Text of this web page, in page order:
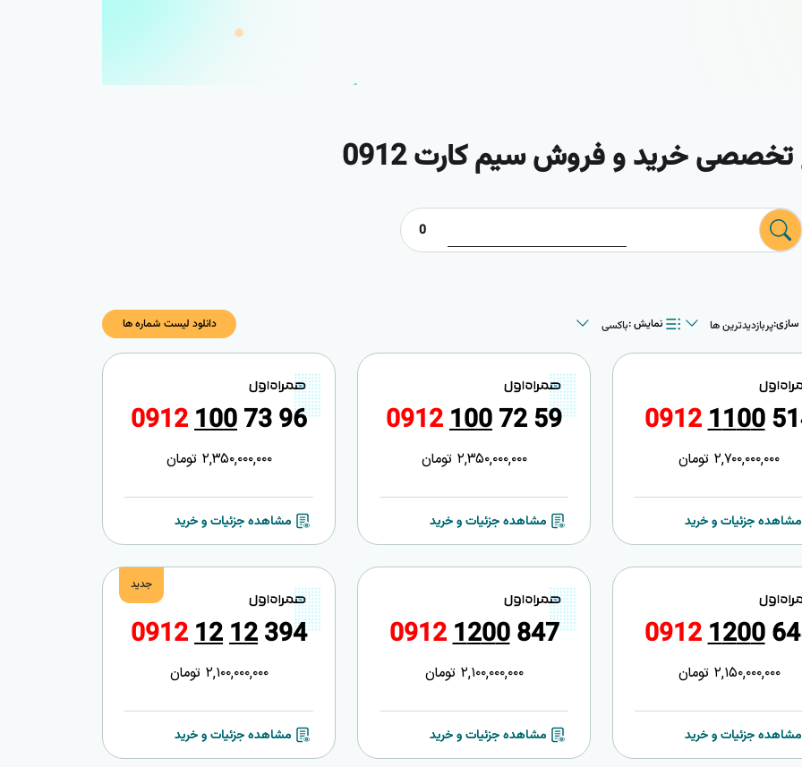
خرید و فروش سیم کارت 0912
0
سازی:پربازدیدترین ها
پربازدیدترین ها
ارزان‌ترین ها
نمایش :باکسی
باکسی
دانلود لیست شماره ها
0912110051
2,700,000,000 تومان
مشاهده جزئیات و خرید
09121007259
2,350,000,000 تومان
مشاهده جزئیات و خرید
09121007396
2,350,000,000 تومان
مشاهده جزئیات و خرید
0912120064
2,150,000,000 تومان
مشاهده جزئیات و خرید
09121200847
2,100,000,000 تومان
مشاهده جزئیات و خرید
جدید
09121212394
2,100,000,000 تومان
مشاهده جزئیات و خرید